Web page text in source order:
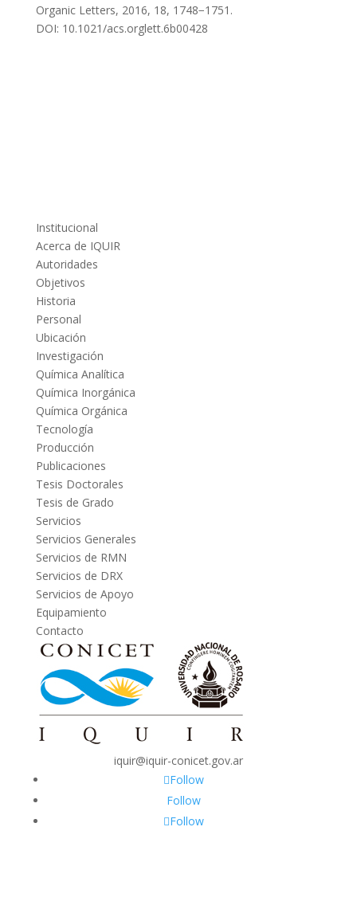
Organic Letters, 2016, 18, 1748−1751.
DOI: 10.1021/acs.orglett.6b00428
Institucional
Acerca de IQUIR
Autoridades
Objetivos
Historia
Personal
Ubicación
Investigación
Química Analítica
Química Inorgánica
Química Orgánica
Tecnología
Producción
Publicaciones
Tesis Doctorales
Tesis de Grado
Servicios
Servicios Generales
Servicios de RMN
Servicios de DRX
Servicios de Apoyo
Equipamiento
Contacto
iquir@iquir-conicet.gov.ar
Follow
Follow
Follow